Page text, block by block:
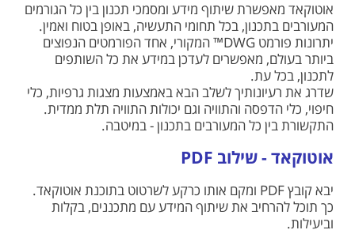
אוטוקאד מאפשרת שיתוף מידע ומסמכי תכנון בין כל הגורמים
המעורבים בתכנון, בכל תחומי התעשיה, באופן בטוח ואמין.
יתרונות פורמט DWG™ המקורי, אחד הפורמטים הנפוצים
ביותר בעולם, מאפשרים לעדכן במידע את כל השותפים
לתכנון, בכל עת.
שדרג את רעיונותיך לשלב הבא באמצעות מצגות גרפיות, כלי
חיפוי, כלי הדפסה והתוויה וגם יכולות התוויה תלת ממדית.
התקשורת בין כל המעורבים בתכנון - במיטבה.
אוטוקאד - שילוב PDF
יבא קובץ PDF ומקם אותו כרקע לשרטוט בתוכנת אוטוקאד.
כך תוכל להרחיב את שיתוף המידע עם מתכננים, בקלות
וביעילות.